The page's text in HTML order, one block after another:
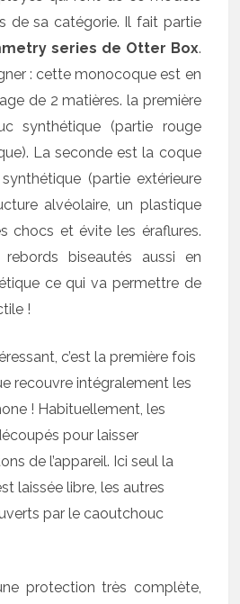
de sa catégorie. Il fait partie
series de Otter Box.
: cette monocoque est en
de 2 matières. la première
synthétique (partie rouge
La seconde est la coque
(partie extérieure
alvéolaire, un plastique
chocs et évite les éraflures.
biseautés aussi en
ce qui va permettre de
!
c’est la première fois
recouvre intégralement les
! Habituellement, les
pour laisser
de l’appareil. Ici seul la
laissée libre, les autres
par le caoutchouc
protection très complète,